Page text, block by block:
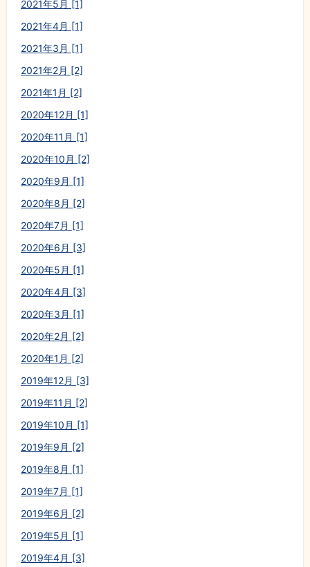
2021年5月 [1]
2021年4月 [1]
2021年3月 [1]
2021年2月 [2]
2021年1月 [2]
2020年12月 [1]
2020年11月 [1]
2020年10月 [2]
2020年9月 [1]
2020年8月 [2]
2020年7月 [1]
2020年6月 [3]
2020年5月 [1]
2020年4月 [3]
2020年3月 [1]
2020年2月 [2]
2020年1月 [2]
2019年12月 [3]
2019年11月 [2]
2019年10月 [1]
2019年9月 [2]
2019年8月 [1]
2019年7月 [1]
2019年6月 [2]
2019年5月 [1]
2019年4月 [3]